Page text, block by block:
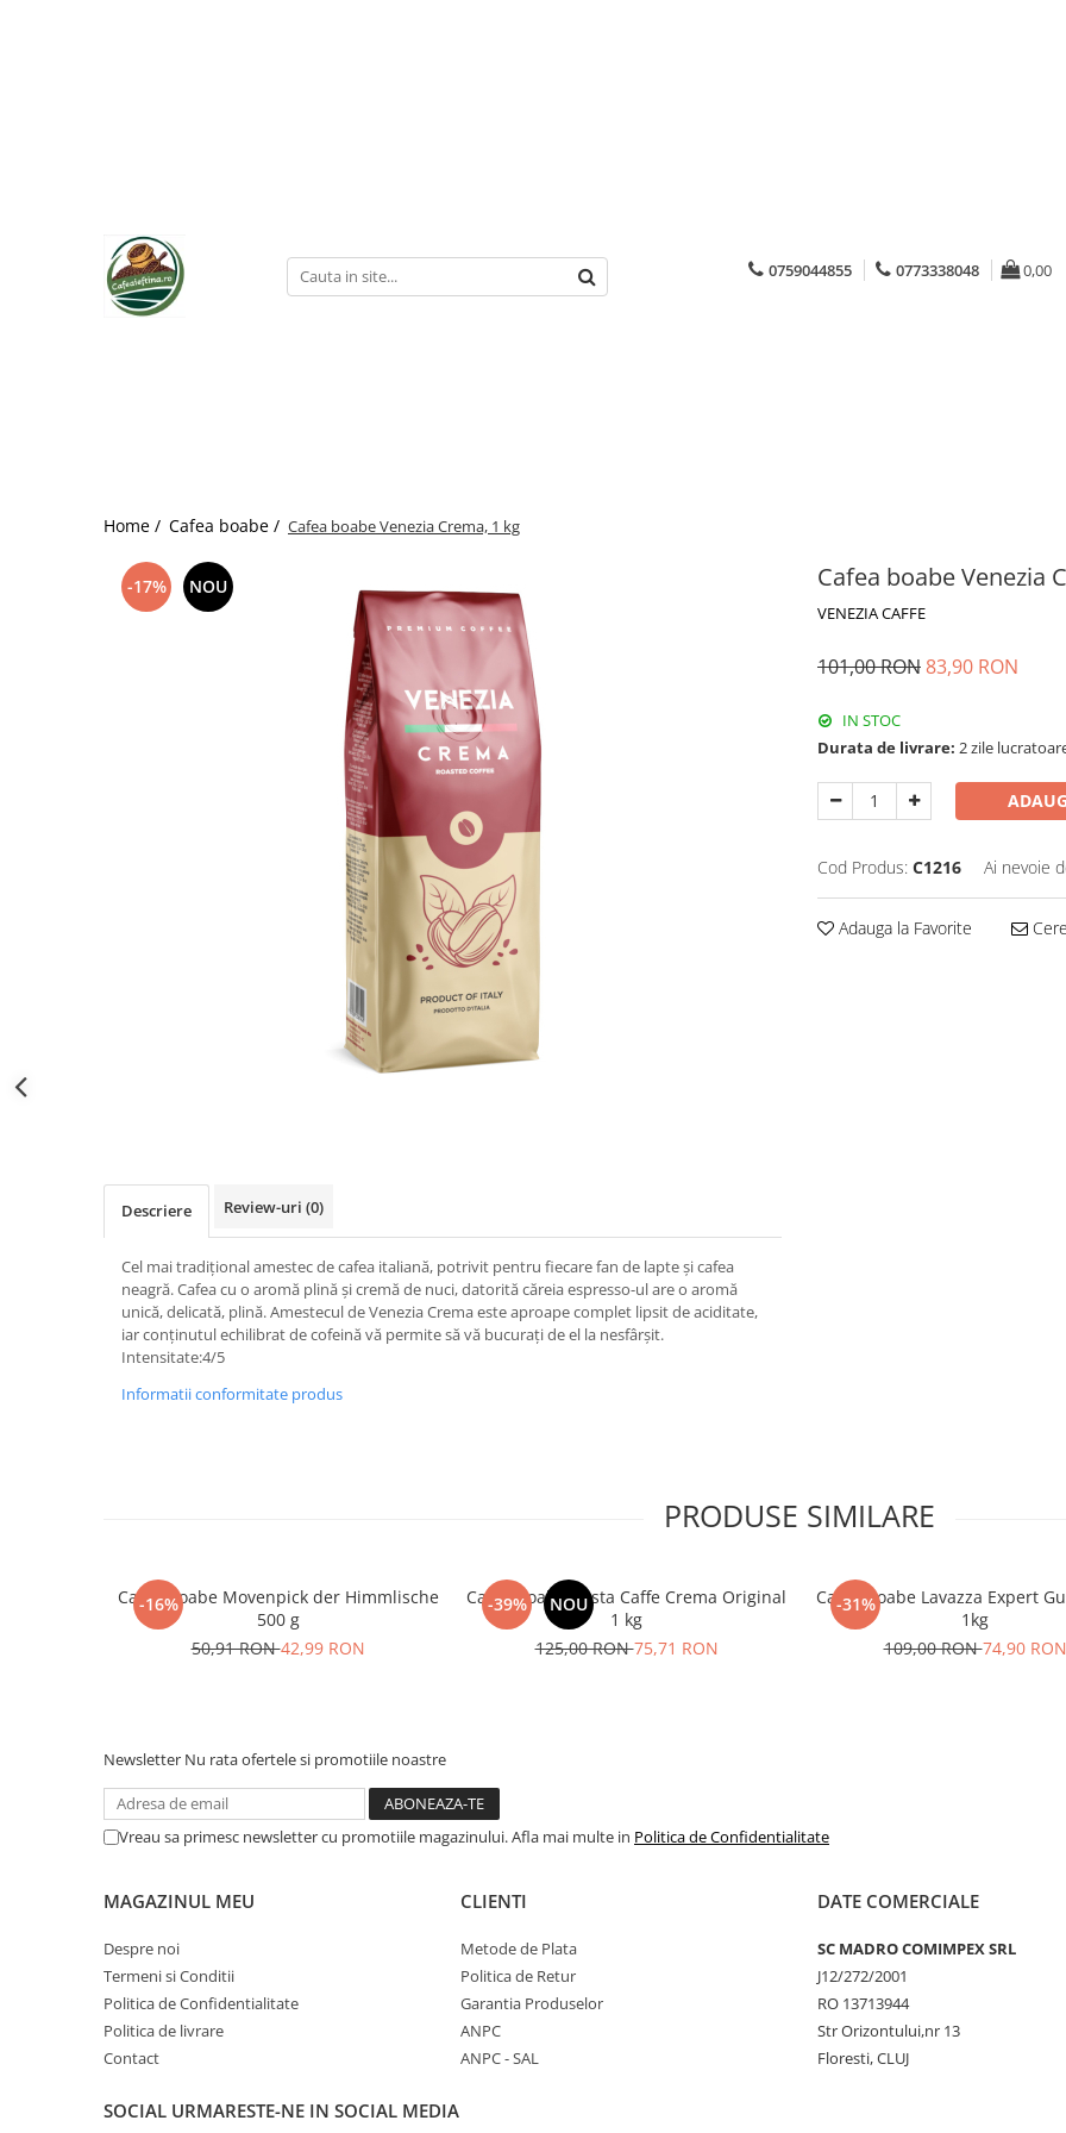
0759044855 0773338048 0,00
Home / Cafea boabe / Cafea boabe Venezia Crema, 1 kg
-17% NOU Cafea boabe Venezia
VENEZIA CAFFE
101,00 RON83,90 RON
IN STOC
Durata de livrare: 2 zile
Cod Produs: C1216 Ai nevoie
Adauga la Favorite
Descriere Review-uri (0)
Cel mai tradițional amestec de cafea italiană, potrivit pentru fiecare fan de lapte și cafea
neagră.Cafea cu o aromă plină și cremă de nuci, datorită căreia espresso-ul are o aromă
unică, delicată, plină.Amestecul de Venezia Crema este aproape complet lipsit de aciditate,
iar conținutul echilibrat de cofeină vă permite să vă bucurați de el la nesfârșit.
Intensitate:4/5
Informatii conformitate produs
PRODUSE SIMILARE
-16%
Cafea boabe Movenpick der Himmlische
500 g
50,91 RON42,99 RON
-39% NOU
Cafea boabe Costa Caffe Crema Original
1 kg
125,00 RON75,71 RON
-31%
Cafea boabe Lavazza Expert
1kg
109,00 RON74,90 RON
Newsletter Nu rata ofertele si promotiile noastre
Vreau sa primesc newsletter cu promotiile magazinului. Afla mai multe in Politica de Confidentialitate
MAGAZINUL MEU
Despre noi
Termeni si Conditii
Politica de Confidentialitate
Politica de livrare
Contact
CLIENTI
Metode de Plata
Politica de Retur
Garantia Produselor
ANPC
ANPC - SAL
DATE COMERCIALE
SC MADRO COMIMPEX SRL
J12/272/2001
RO 13713944
Str Orizontului,nr 13
Floresti, CLUJ
SOCIAL URMARESTE-NE IN SOCIAL MEDIA